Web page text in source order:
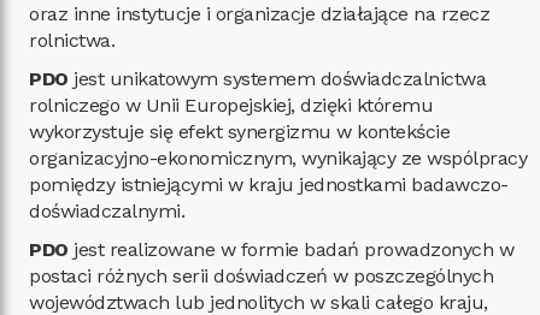
oraz inne instytucje i organizacje działające na rzecz
rolnictwa.
PDO jest unikatowym systemem doświadczalnictwa
rolniczego w Unii Europejskiej, dzięki któremu
wykorzystuje się efekt synergizmu w kontekście
organizacyjno-ekonomicznym, wynikający ze wspólpracy
pomiędzy istniejącymi w kraju jednostkami badawczo-
doświadczalnymi.
PDO jest realizowane w formie badań prowadzonych w
postaci różnych serii doświadczeń w poszczególnych
województwach lub jednolitych w skali całego kraju,